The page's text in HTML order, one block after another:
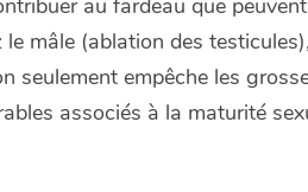
au fardeau que
mâle (ablation des
seulement empêche les
associés à la maturité